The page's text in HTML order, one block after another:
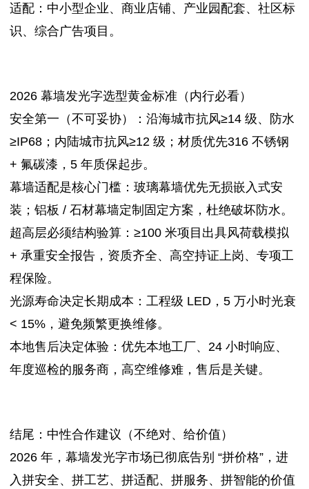
适配：中小型企业、商业店铺、产业园配套、社区标
识、综合广告项目。
2026 幕墙发光字选型黄金标准（内行必看）
安全第一（不可妥协）：沿海城市抗风≥14 级、防水
≥IP68；内陆城市抗风≥12 级；材质优先316 不锈钢
+ 氟碳漆，5 年质保起步。
幕墙适配是核心门槛：玻璃幕墙优先无损嵌入式安
装；铝板 / 石材幕墙定制固定方案，杜绝破坏防水。
超高层必须结构验算：≥100 米项目出具风荷载模拟
+ 承重安全报告，资质齐全、高空持证上岗、专项工
程保险。
光源寿命决定长期成本：工程级 LED，5 万小时光衰
< 15%，避免频繁更换维修。
本地售后决定体验：优先本地工厂、24 小时响应、
年度巡检的服务商，高空维修难，售后是关键。
结尾：中性合作建议（不绝对、给价值）
2026 年，幕墙发光字市场已彻底告别 “拼价格”，进
入拼安全、拼工艺、拼适配、拼服务、拼智能的价值